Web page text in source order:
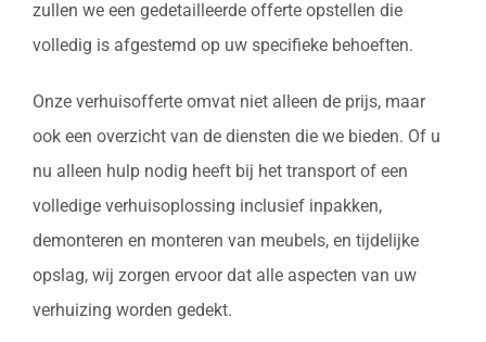
zullen we een gedetailleerde offerte opstellen die
volledig is afgestemd op uw specifieke behoeften.
Onze verhuisofferte omvat niet alleen de prijs, maar
ook een overzicht van de diensten die we bieden. Of u
nu alleen hulp nodig heeft bij het transport of een
volledige verhuisoplossing inclusief inpakken,
demonteren en monteren van meubels, en tijdelijke
opslag, wij zorgen ervoor dat alle aspecten van uw
verhuizing worden gedekt.